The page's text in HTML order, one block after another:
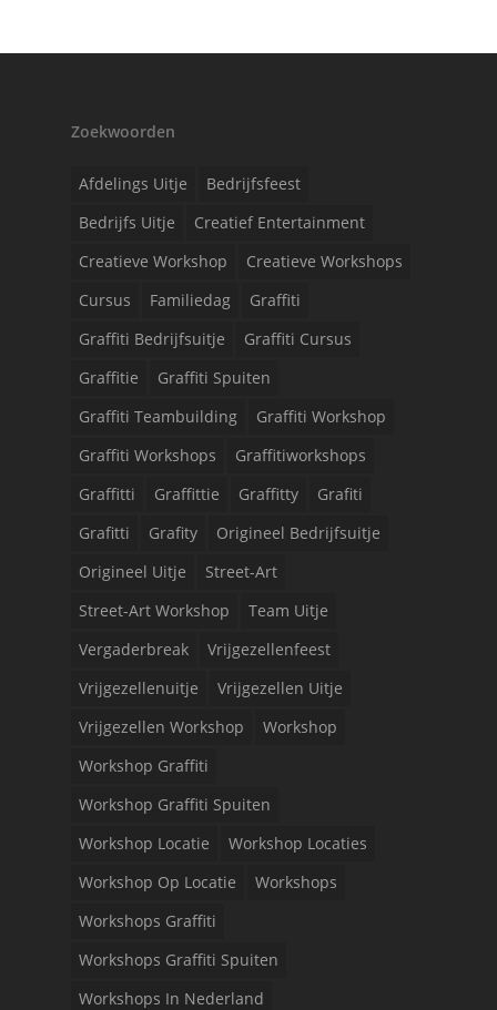
Zoekwoorden
Afdelings Uitje
Bedrijfsfeest
Bedrijfs Uitje
Creatief Entertainment
Creatieve Workshop
Creatieve Workshops
Cursus
Familiedag
Graffiti
Graffiti Bedrijfsuitje
Graffiti Cursus
Graffitie
Graffiti Spuiten
Graffiti Teambuilding
Graffiti Workshop
Graffiti Workshops
Graffitiworkshops
Graffitti
Graffittie Graffitty
Grafiti
Grafitti
Grafity
Origineel Bedrijfsuitje
Origineel Uitje
Street-Art
Street-Art Workshop
Team Uitje
Vergaderbreak
Vrijgezellenfeest
Vrijgezellenuitje
Vrijgezellen Uitje
Vrijgezellen Workshop
Workshop
Workshop Graffiti
Workshop Graffiti Spuiten
Workshop Locatie
Workshop Locaties
Workshop Op Locatie
Workshops
Workshops Graffiti
Workshops Graffiti Spuiten
Workshops In Nederland